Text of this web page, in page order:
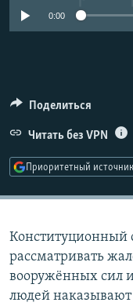
РАСПИСАНИЕ
0:00
Поделиться
Читать без VPN
Приоритетный
Конституционный
рассматривать
вооружённых сил
людей